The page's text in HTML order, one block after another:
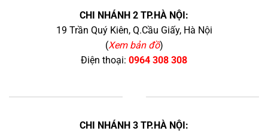
CHI NHÁNH 2 TP.HÀ NỘI:
19 Trần Quý Kiên, Q.Cầu Giấy, Hà Nội
(Xem bản đồ)
Điện thoại: 0964 308 308
CHI NHÁNH 3 TP.HÀ NỘI: